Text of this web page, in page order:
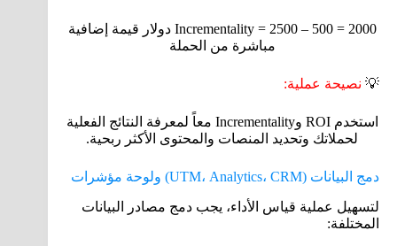
Incrementality = 2500 – 500 = 2000 دولار قيمة إضافية
مباشرة من الحملة
💡 نصيحة عملية:
استخدم ROI وIncrementality معاً لمعرفة النتائج الفعلية
لحملاتك وتحديد المنصات والمحتوى الأكثر ربحية.
دمج البيانات (UTM، Analytics، CRM) ولوحة مؤشرات
لتسهيل عملية قياس الأداء، يجب دمج مصادر البيانات
المختلفة: